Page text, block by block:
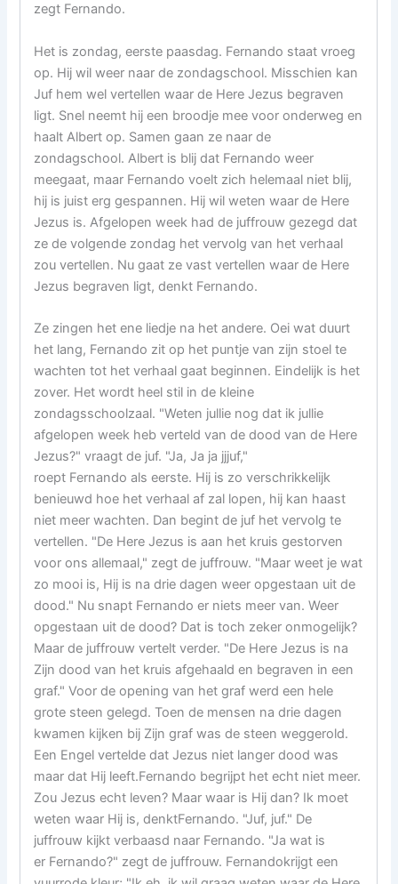
zegt Fernando.
Het is zondag, eerste paasdag. Fernando staat vroeg
op. Hij wil weer naar de zondagschool. Misschien kan
Juf hem wel vertellen waar de Here Jezus begraven
ligt. Snel neemt hij een broodje mee voor onderweg en
haalt Albert op. Samen gaan ze naar de
zondagschool. Albert is blij dat Fernando weer
meegaat, maar Fernando voelt zich helemaal niet blij,
hij is juist erg gespannen. Hij wil weten waar de Here
Jezus is. Afgelopen week had de juffrouw gezegd dat
ze de volgende zondag het vervolg van het verhaal
zou vertellen. Nu gaat ze vast vertellen waar de Here
Jezus begraven ligt, denkt Fernando.
Ze zingen het ene liedje na het andere. Oei wat duurt
het lang, Fernando zit op het puntje van zijn stoel te
wachten tot het verhaal gaat beginnen. Eindelijk is het
zover. Het wordt heel stil in de kleine
zondagsschoolzaal. "Weten jullie nog dat ik jullie
afgelopen week heb verteld van de dood van de Here
Jezus?" vraagt de juf. "Ja, Ja ja jjjuf,"
roept Fernando als eerste. Hij is zo verschrikkelijk
benieuwd hoe het verhaal af zal lopen, hij kan haast
niet meer wachten. Dan begint de juf het vervolg te
vertellen. "De Here Jezus is aan het kruis gestorven
voor ons allemaal," zegt de juffrouw. "Maar weet je wat
zo mooi is, Hij is na drie dagen weer opgestaan uit de
dood." Nu snapt Fernando er niets meer van. Weer
opgestaan uit de dood? Dat is toch zeker onmogelijk?
Maar de juffrouw vertelt verder. "De Here Jezus is na
Zijn dood van het kruis afgehaald en begraven in een
graf." Voor de opening van het graf werd een hele
grote steen gelegd. Toen de mensen na drie dagen
kwamen kijken bij Zijn graf was de steen weggerold.
Een Engel vertelde dat Jezus niet langer dood was
maar dat Hij leeft.Fernando begrijpt het echt niet meer.
Zou Jezus echt leven? Maar waar is Hij dan? Ik moet
weten waar Hij is, denktFernando. "Juf, juf." De
juffrouw kijkt verbaasd naar Fernando. "Ja wat is
er Fernando?" zegt de juffrouw. Fernandokrijgt een